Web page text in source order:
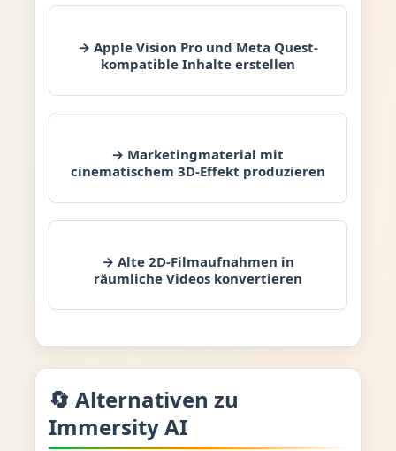
→ Apple Vision Pro und Meta Quest-
kompatible Inhalte erstellen
→ Marketingmaterial mit
cinematischem 3D-Effekt produzieren
→ Alte 2D-Filmaufnahmen in
räumliche Videos konvertieren
🔄 Alternativen zu
Immersity AI